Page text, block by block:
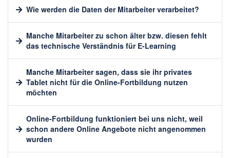
Manche Mitarbeiter zu schon älter bzw. diesen fehlt
Manche Mitarbeiter sagen, dass sie ihr privates
Online-Fortbildung funktioniert bei uns nicht, weil